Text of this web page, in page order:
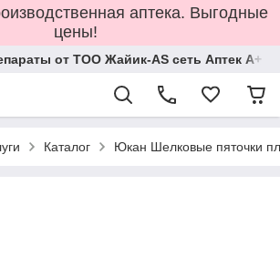
аптека. Выгодные
цены!
от ТОО Жайик-AS сеть Аптек А+
Каталог Юкан Шелковые пяточки